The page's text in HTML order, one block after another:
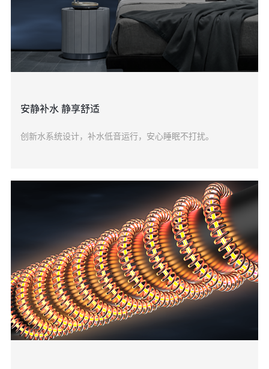
安静补水 静享舒适
创新水系统设计，补水低音运行，安心睡眠不打扰。